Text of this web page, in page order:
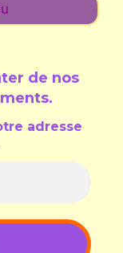
de nos
.
adresse